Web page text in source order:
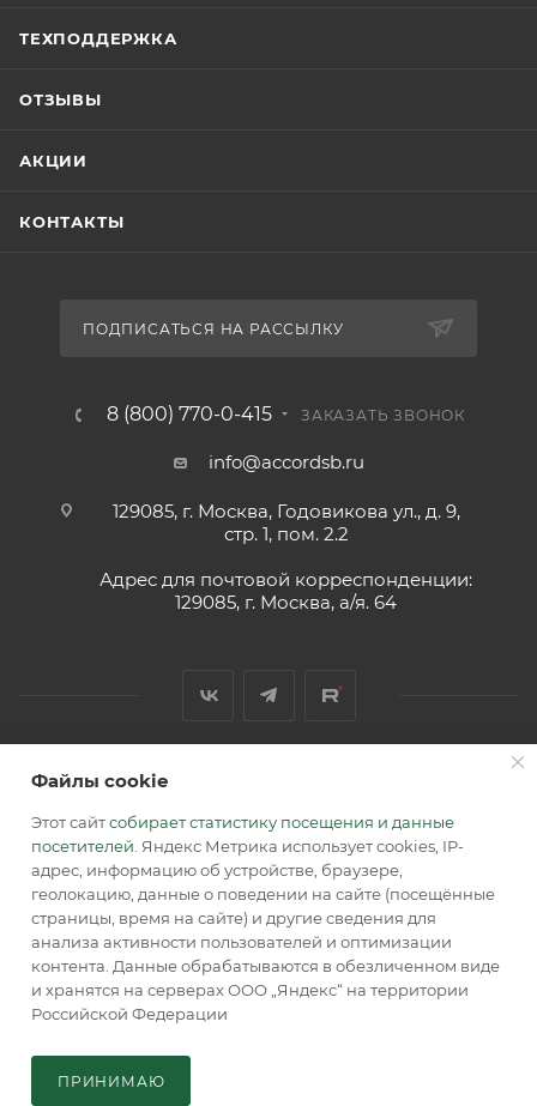
ТЕХПОДДЕРЖКА
ОТЗЫВЫ
АКЦИИ
КОНТАКТЫ
ПОДПИСАТЬСЯ НА РАССЫЛКУ
8 (800) 770-0-415 ЗАКАЗАТЬ ЗВОНОК
info@accordsb.ru
129085, г. Москва, Годовикова ул., д. 9,
стр. 1, пом. 2.2
Адрес для почтовой корреспонденции:
129085, г. Москва, а/я. 64
2026 © Обращаем Ваше внимание на то, что вся
информация, размещенная на сайте, носит
информационный характер и не является публичной
офертой, определяемой положениями Статьи 437 (2) ГК РФ.
Файлы cookie
Этот сайтсобирает статистику посещения и данные
посетителей . Яндекс Метрика использует cookies, IP-
адрес, информацию об устройстве, браузере,
геолокацию, данные о поведении на сайте (посещённые
страницы, время на сайте) и другие сведения для
анализа активности пользователей и оптимизации
контента. Данные обрабатываются в обезличенном виде
и хранятся на серверах ООО „Яндекс“ на территории
Российской Федерации
ПРИНИМАЮ